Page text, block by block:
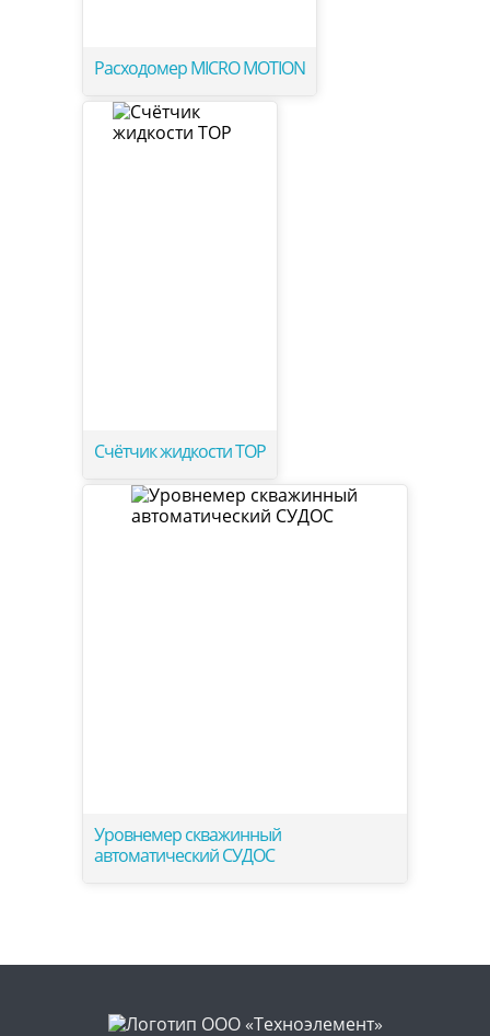
Расходомер MICRO MOTION
Счётчик жидкости ТОР
Уровнемер скважинный
автоматический СУДОС